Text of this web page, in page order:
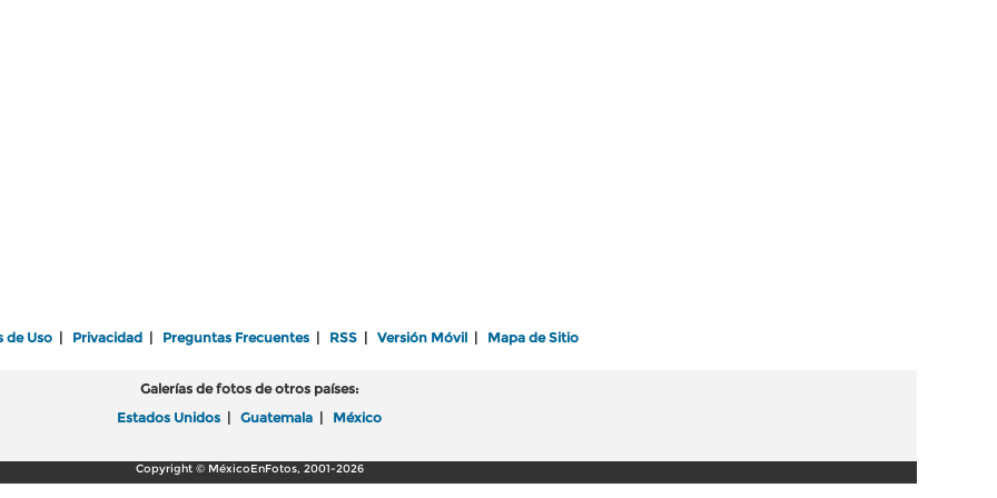
de Uso Privacidad Preguntas Frecuentes RSS Versión Móvil Mapa de Sitio
Galerías de fotos de otros países:
Estados Unidos
Guatemala México
Copyright © MéxicoEnFotos, 2001-2026